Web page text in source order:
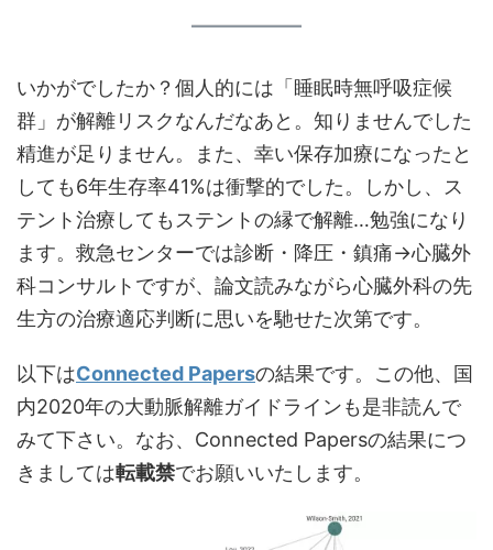
いかがでしたか？個人的には「睡眠時無呼吸症候
群」が解離リスクなんだなあと。知りませんでした
精進が足りません。また、幸い保存加療になったと
しても6年生存率41%は衝撃的でした。しかし、ス
テント治療してもステントの縁で解離…勉強になり
ます。救急センターでは診断・降圧・鎮痛→心臓外
科コンサルトですが、論文読みながら心臓外科の先
生方の治療適応判断に思いを馳せた次第です。
以下はConnected Papersの結果です。この他、国
内2020年の大動脈解離ガイドラインも是非読んで
みて下さい。なお、Connected Papersの結果につ
きましては転載禁でお願いいたします。